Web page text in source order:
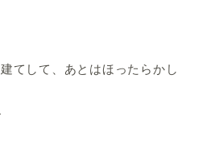
てして、あとはほったらかし